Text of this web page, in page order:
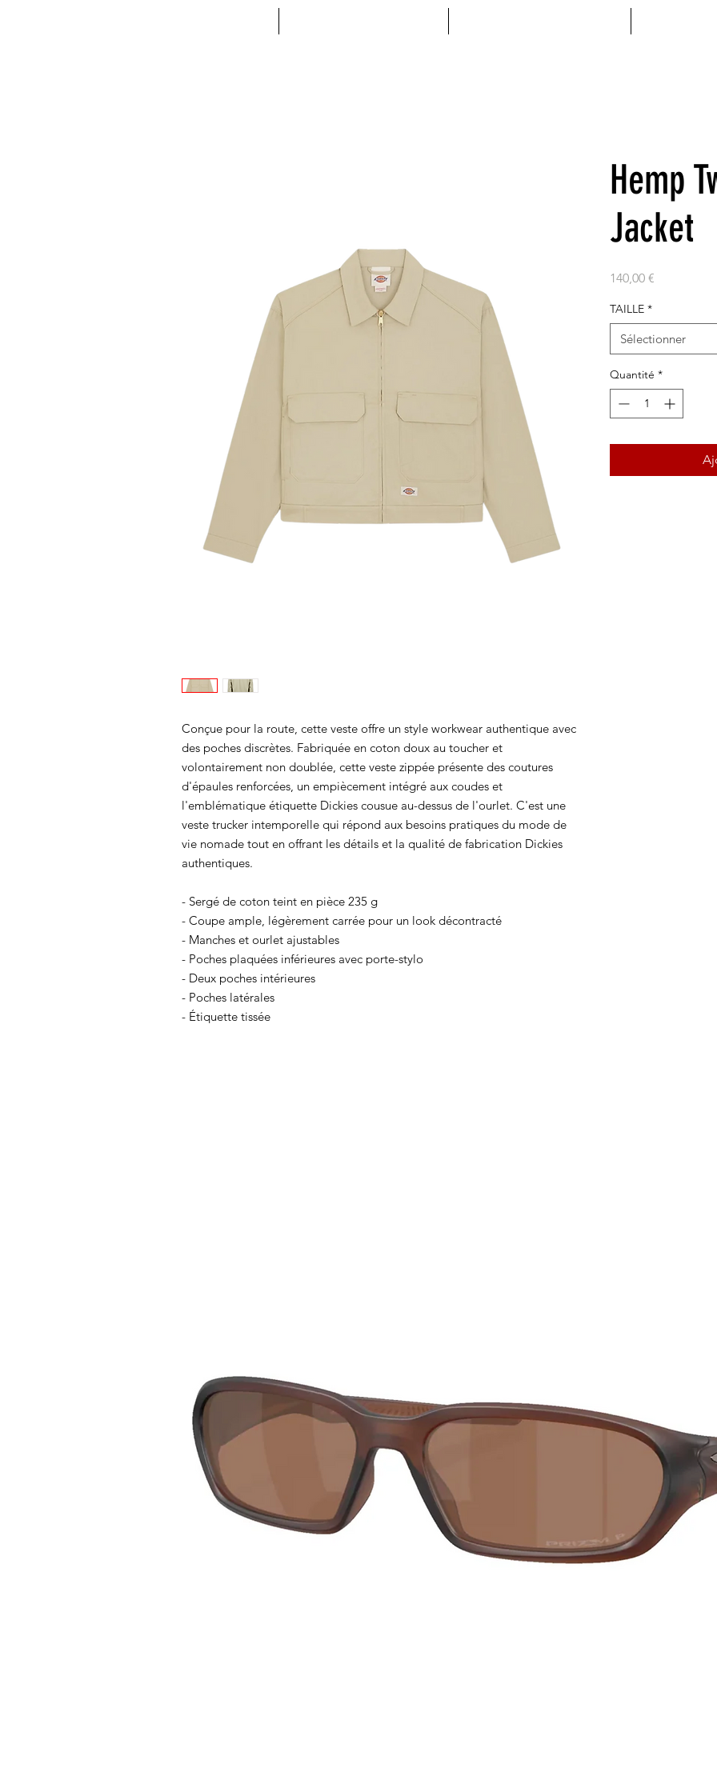
Conçue pour la route, cette veste offre un style workwear authentique avec
des poches discrètes. Fabriquée en coton doux au toucher et
volontairement non doublée, cette veste zippée présente des coutures
d'épaules renforcées, un empiècement intégré aux coudes et
l'emblématique étiquette Dickies cousue au-dessus de l'ourlet. C'est une
veste trucker intemporelle qui répond aux besoins pratiques du mode de
vie nomade tout en offrant les détails et la qualité de fabrication Dickies
authentiques.
- Sergé de coton teint en pièce 235 g
- Coupe ample, légèrement carrée pour un look décontracté
- Manches et ourlet ajustables
- Poches plaquées inférieures avec porte-stylo
- Deux poches intérieures
- Poches latérales
- Étiquette tissée
Hemp
Jacket
140,00 €
TAILLE *
Sélectionner
Quantité *